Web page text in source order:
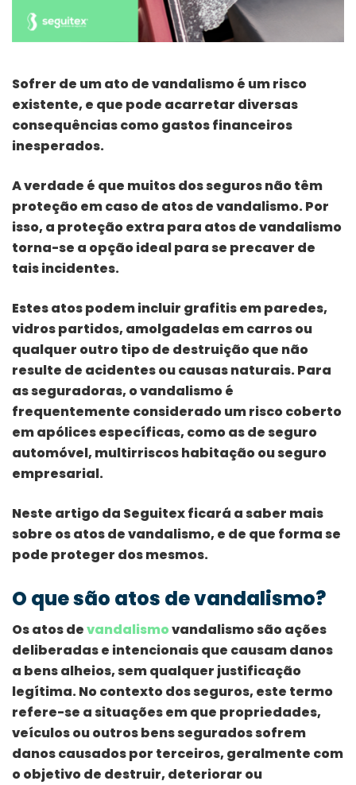
Sofrer de um ato de vandalismo é um risco
existente, e que pode acarretar diversas
consequências como gastos financeiros
inesperados.
A verdade é que muitos dos seguros não têm
proteção em caso de atos de vandalismo. Por
isso, a proteção extra para atos de vandalismo
torna-se a opção ideal para se precaver de
tais incidentes.
Estes atos podem incluir grafitis em paredes,
vidros partidos, amolgadelas em carros ou
qualquer outro tipo de destruição que não
resulte de acidentes ou causas naturais. Para
as seguradoras, o vandalismo é
frequentemente considerado um risco coberto
em apólices específicas, como as de seguro
automóvel, multirriscos habitação ou seguro
empresarial.
Neste artigo da Seguitex ficará a saber mais
sobre os atos de vandalismo, e de que forma se
pode proteger dos mesmos.
O que são atos de vandalismo?
Os atos devandalismovandalismo são ações
deliberadas e intencionais que causam danos
a bens alheios, sem qualquer justificação
legítima. No contexto dos seguros, este termo
refere-se a situações em que propriedades,
veículos ou outros bens segurados sofrem
danos causados por terceiros, geralmente com
o objetivo de destruir, deteriorar ou